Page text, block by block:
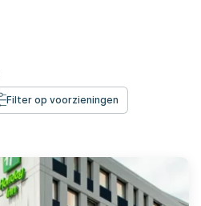
Filter op voorzieningen